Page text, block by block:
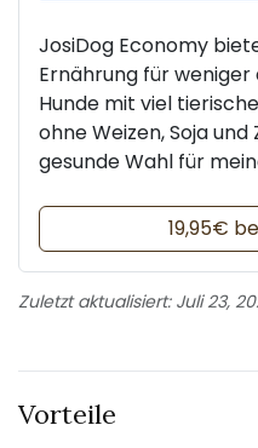
JosiDog Economy
Ernährung für
Hunde mit viel
ohne Weizen, Soja und
gesunde Wahl für
19,95€
Zuletzt aktualisiert: Juli 23,
Vorteile